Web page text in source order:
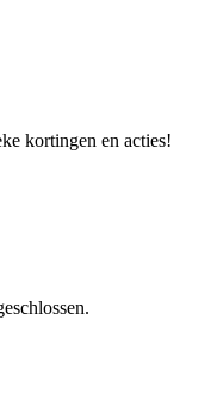
kortingen en acties!